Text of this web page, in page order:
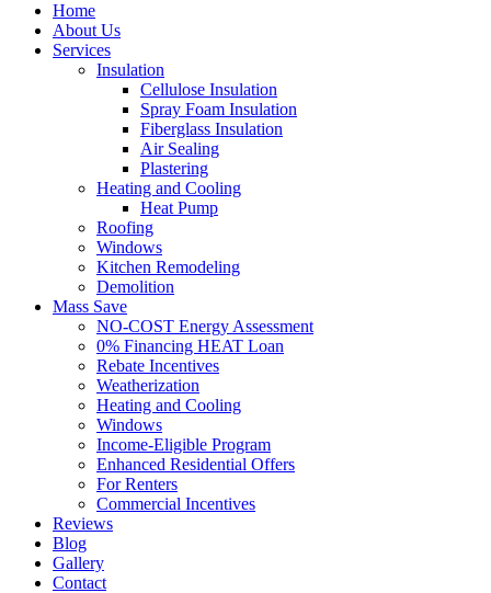
Home
About Us
Services
Insulation
Cellulose Insulation
Spray Foam Insulation
Fiberglass Insulation
Air Sealing
Plastering
Heating and Cooling
Heat Pump
Roofing
Windows
Kitchen Remodeling
Demolition
Mass Save
NO-COST Energy Assessment
0% Financing HEAT Loan
Rebate Incentives
Weatherization
Heating and Cooling
Windows
Income-Eligible Program
Enhanced Residential Offers
For Renters
Commercial Incentives
Reviews
Blog
Gallery
Contact